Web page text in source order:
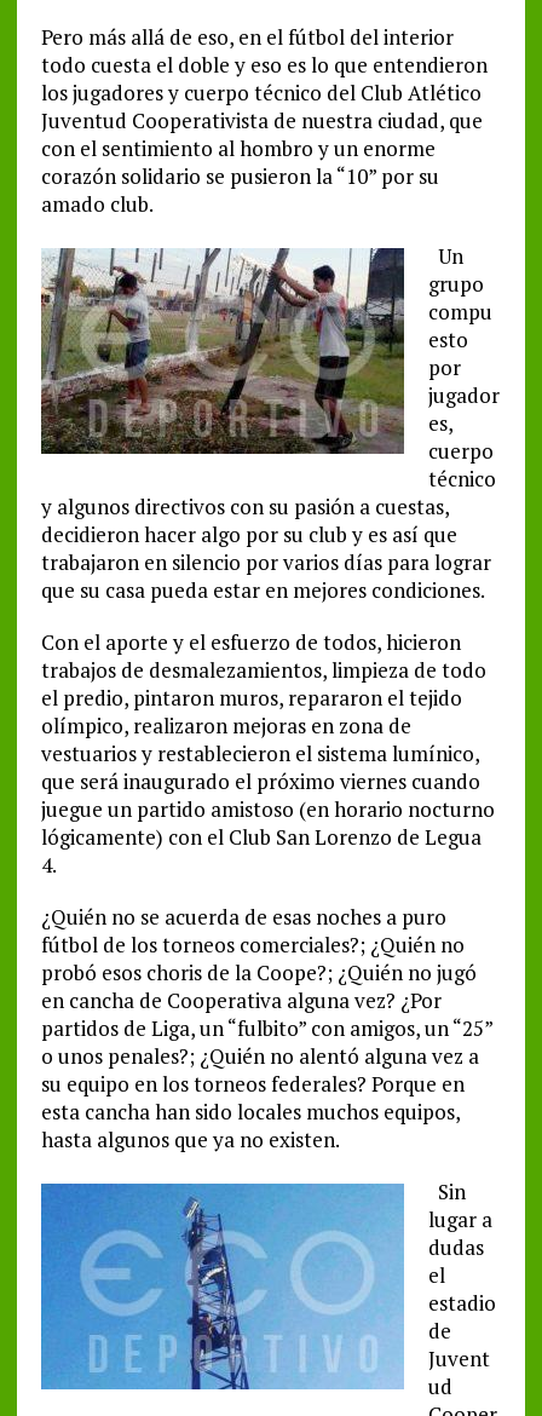
Pero más allá de eso, en el fútbol del interior
todo cuesta el doble y eso es lo que entendieron
los jugadores y cuerpo técnico del Club Atlético
Juventud Cooperativista de nuestra ciudad, que
con el sentimiento al hombro y un enorme
corazón solidario se pusieron la “10” por su
amado club.
Un
grupo
compu
esto
por
jugador
es,
cuerpo
técnico
y algunos directivos con su pasión a cuestas,
decidieron hacer algo por su club y es así que
trabajaron en silencio por varios días para lograr
que su casa pueda estar en mejores condiciones.
Con el aporte y el esfuerzo de todos, hicieron
trabajos de desmalezamientos, limpieza de todo
el predio, pintaron muros, repararon el tejido
olímpico, realizaron mejoras en zona de
vestuarios y restablecieron el sistema lumínico,
que será inaugurado el próximo viernes cuando
juegue un partido amistoso (en horario nocturno
lógicamente) con el Club San Lorenzo de Legua
4.
¿Quién no se acuerda de esas noches a puro
fútbol de los torneos comerciales?; ¿Quién no
probó esos choris de la Coope?; ¿Quién no jugó
en cancha de Cooperativa alguna vez? ¿Por
partidos de Liga, un “fulbito” con amigos, un “25”
o unos penales?; ¿Quién no alentó alguna vez a
su equipo en los torneos federales? Porque en
esta cancha han sido locales muchos equipos,
hasta algunos que ya no existen.
Sin
lugar a
dudas
el
estadio
de
Juvent
ud